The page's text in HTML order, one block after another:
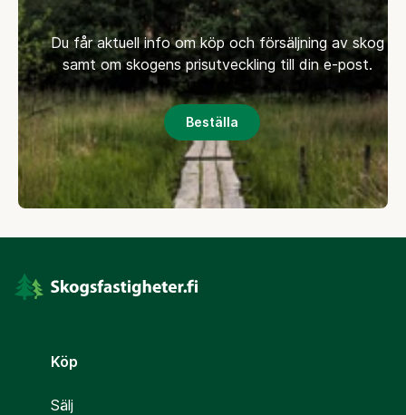
Du får aktuell info om köp och försäljning av skog
samt om skogens prisutveckling till din e-post.
Beställa
Köp
Sälj